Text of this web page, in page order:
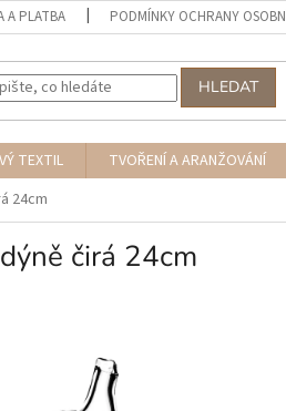
A PLATBA PODMÍNKY OCHRANY
HLEDAT
TEXTIL TVOŘENÍ A ARANŽOVÁNÍ
24cm
čirá 24cm